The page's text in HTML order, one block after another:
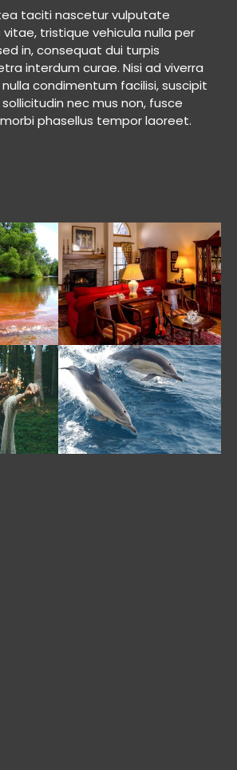
taciti nascetur vulputate
tristique vehicula nulla per
in, consequat dui turpis
interdum curae. Nisi ad viverra
condimentum facilisi, suscipit
nec mus non, fusce
phasellus tempor laoreet.